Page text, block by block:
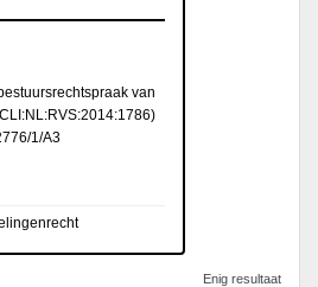
van
)
1/A3
Enig resultaat